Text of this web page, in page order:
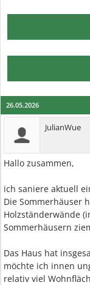
26.05.2026
JulianWue
Hallo zusammen,
ich saniere aktuell
Die Sommerhäuser
Holzständerwände
Sommerhäusern
Das Haus hat
möchte ich innen
relativ viel